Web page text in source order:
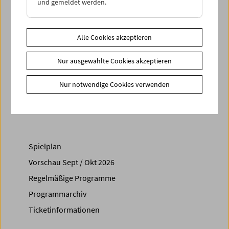
Freunde des Filmmuseums
LinkWeitere Informationen
Projekte 50-Jahr-Jubiläum
Spielplan
Vorschau Sept / Okt 2026
Regelmäßige Programme
Programmarchiv
Ticketinformationen
und gemeldet werden.
Alle Cookies akzeptieren
Nur ausgewählte Cookies akzeptieren
Nur notwendige Cookies verwenden